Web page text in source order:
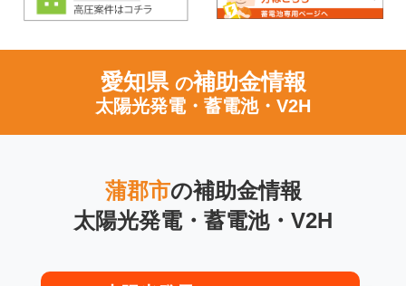
愛知県 の補助金情報
太陽光発電・蓄電池・V2H
蒲郡市の補助金情報
太陽光発電・蓄電池・V2H